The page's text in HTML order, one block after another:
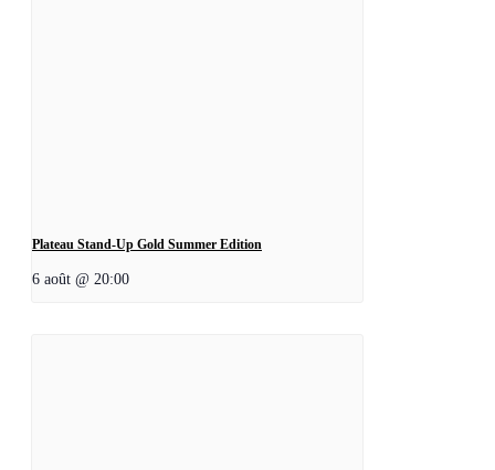
Plateau Stand-Up Gold Summer Edition
6 août @ 20:00